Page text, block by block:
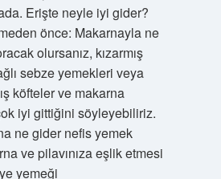
Erişte neyle iyi gider?
önce: Makarnayla ne
olursanız, kızarmış
sebze yemekleri veya
köfteler ve makarna
iyi gittiğini söyleyebiliriz.
ne gider nefis yemek
ve pilavınıza eşlik etmesi
yemeği